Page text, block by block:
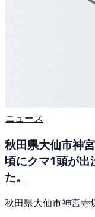
ニュース
秋田県大仙市神
頃にクマ1頭が出
た。
秋田県大仙市神宮寺